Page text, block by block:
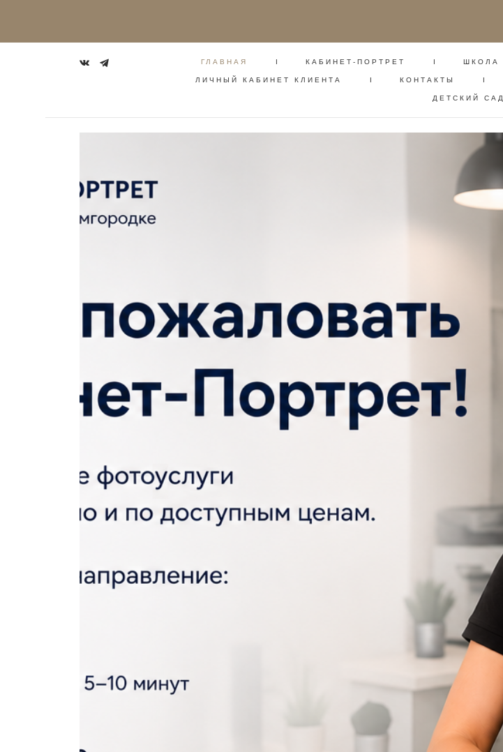
ГЛАВНАЯ I КАБИНЕТ-ПОРТРЕТ I ШКОЛА
ЛИЧНЫЙ КАБИНЕТ КЛИЕНТА I КОНТАКТЫ I
ДЕТСКИЙ САД